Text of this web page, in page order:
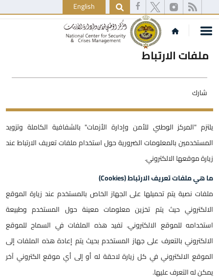
English
ملفات الارتباط
شارك
يلتزم "المركز الوطني للأمن وإدارة الأزمات" بالشفافية الكاملة وتزويد
المستخدمين بالمعلومات الضرورية حول استخدام ملفات تعريف الارتباط عند
زيارة موقعها الالكتروني.
ما هي ملفات تعريف الارتباط (Cookies)
ملفات نصية يتم تحميلها على الجهاز الخاص بالمستخدم عند زيارة الموقع
الالكتروني حيث يتم تخزين معلومات معينة حول المستخدم وطبيعة
استخدامه للموقع الالكتروني. تفيد هذه الملفات في السماح للموقع
الالكتروني بالتعرف على جهاز المستخدم بحيث يتم إعادة هذه الملفات إلى
الموقع الالكتروني في كل زيارة لاحقة له أو إلى أي موقع الكتروني آخر
يمكن له التعرف عليها.